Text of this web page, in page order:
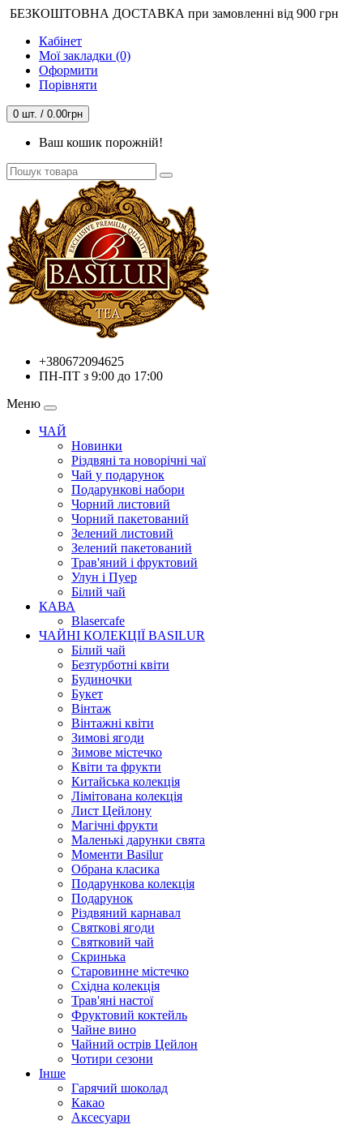
БЕЗКОШТОВНА ДОСТАВКА при замовленні від 900 грн
Кабінет
Мої закладки (0)
Оформити
Порівняти
0 шт. / 0.00грн
Ваш кошик порожній!
+380672094625
ПН-ПТ з 9:00 до 17:00
Меню
ЧАЙ
Новинки
Різдвяні та новорічні чаї
Чай у подарунок
Подарункові набори
Чорний листовий
Чорний пакетований
Зелений листовий
Зелений пакетований
Трав'яний і фруктовий
Улун і Пуер
Білий чай
КАВА
Blasercafe
ЧАЙНІ КОЛЕКЦІЇ BASILUR
Білий чай
Безтурботні квіти
Будиночки
Букет
Вінтаж
Вінтажні квіти
Зимові ягоди
Зимове містечко
Квіти та фрукти
Китайська колекція
Лімітована колекція
Лист Цейлону
Магічні фрукти
Маленькі дарунки свята
Моменти Basilur
Обрана класика
Подарункова колекція
Подарунок
Різдвяний карнавал
Святкові ягоди
Святковий чай
Скринька
Старовинне містечко
Східна колекція
Трав'яні настої
Фруктовий коктейль
Чайне вино
Чайний острів Цейлон
Чотири сезони
Інше
Гарячий шоколад
Какао
Аксесуари